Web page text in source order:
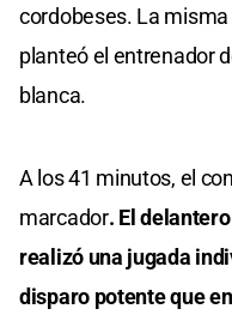
cordobeses. La
planteó el entrenador
blanca.
A los 41 minutos, el
marcador. El
realizó una jugada
disparo potente que